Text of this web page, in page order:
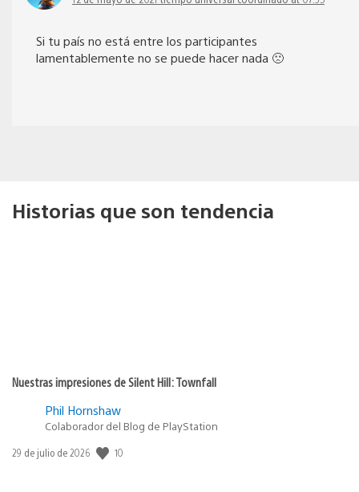
Si tu país no está entre los participantes
lamentablemente no se puede hacer nada 🙁
Historias que son tendencia
Nuestras impresiones de Silent Hill: Townfall
Phil Hornshaw
Colaborador del Blog de PlayStation
Fecha
29 de julio de 2026 10